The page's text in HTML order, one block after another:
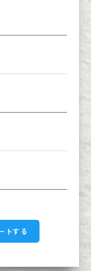
トする